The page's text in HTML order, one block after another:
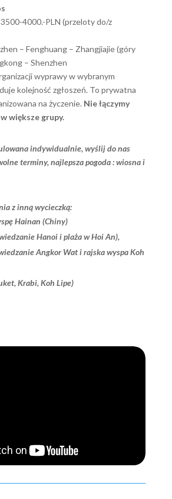
4000.-PLN (przeloty do/z
– Fenghuang – Zhangjiajie (góry
– Shenzhen
wyprawy w wybranym
kolejność zgłoszeń. To prywatna
na życzenie. Nie łączymy
większe grupy.
indywidualnie, wyślij do nas
terminy, najlepsza pogoda : wiosna i
z inną wycieczką:
Hainan (Chiny)
Hanoi i plaża w Hoi An),
Angkor Wat i rajska wyspa Koh
Krabi, Koh Lipe)